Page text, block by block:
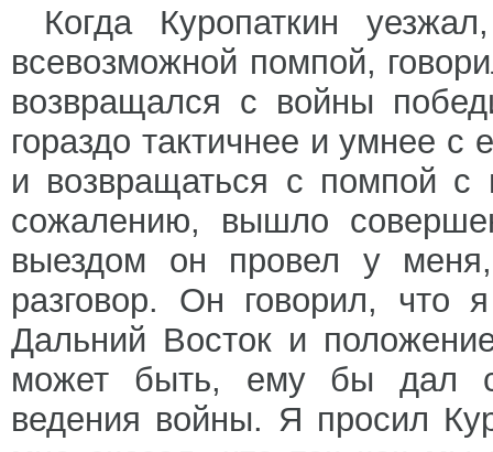
Когда Куропаткин
всевозможной помпой,
возвращался с войны
гораздо тактичнее и умнее с
и возвращаться с помпой
сожалению, вышло
выездом он провел у
разговор. Он говорил, что
Дальний Восток и
может быть, ему бы дал
ведения войны. Я просил